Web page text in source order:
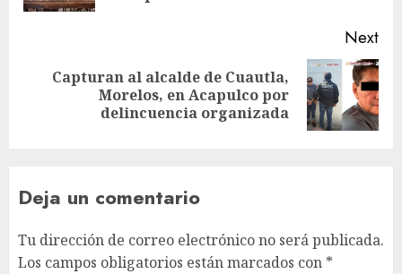
Next
Capturan al alcalde de Cuautla,
Morelos, en Acapulco por
delincuencia organizada
Deja un comentario
Tu dirección de correo electrónico no será publicada.
Los campos obligatorios están marcados con *